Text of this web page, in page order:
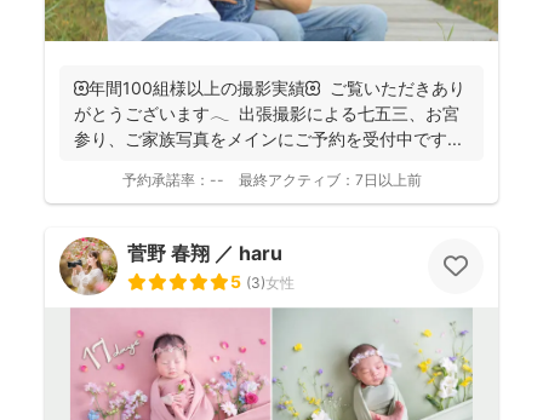
🌼年間100組様以上の撮影実績🌼 ご覧いただきあり
がとうございます𓂃 ⁡ 出張撮影による七五三、お宮
参り、ご家族写真をメインにご予約を受付中です...
予約承諾率： -- 最終アクティブ： 7日以上前
菅野 春翔 ／ haru
5 (3)女性